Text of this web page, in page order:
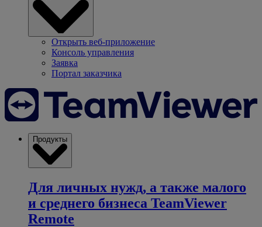
Открыть веб-приложение
Консоль управления
Заявка
Портал заказчика
Продукты
Для личных нужд, а также малого
и среднего бизнеса TeamViewer
Remote